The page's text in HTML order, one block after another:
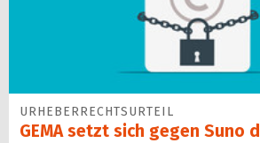
URHEBERRECHTSURTEIL
GEMA setzt sich gegen Suno